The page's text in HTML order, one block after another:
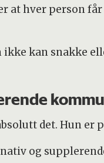
hver person
ikke kan snakke
det. Hun er
og